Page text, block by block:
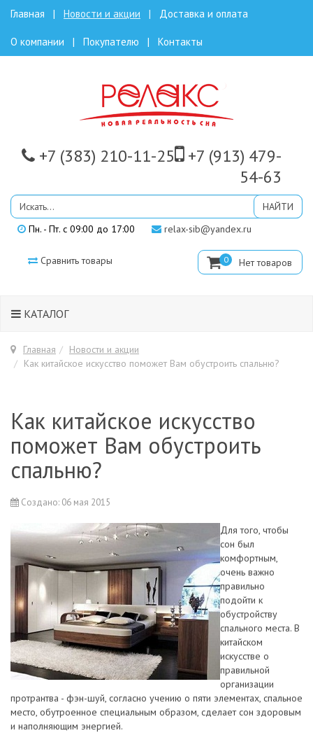
Главная Новости и акции Доставка и оплата
О компании Покупателю Контакты
+7 (383) 210-11-25 +7 (913) 479-
54-63
Пн. - Пт. с 09:00 до 17:00 relax-sib@yandex.ru
Сравнить товары 0
КАТАЛОГ
Главная
Новости и акции
Как китайское искусство поможет Вам обустроить спальню?
Как китайское искусство
поможет Вам обустроить
спальню?
Создано: 06 мая 2015
Для того, чтобы
сон был
комфортным,
очень важно
правильно
подойти к
обустройству
спального места. В
китайском
искусстве о
правильной
организации
протрантва - фэн-шуй, согласно учению о пяти элементах, спальное
место, обутроенное специальным образом, сделает сон здоровым
и наполняющим энергией.